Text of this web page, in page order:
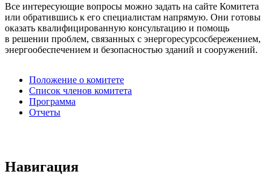
Все интересующие вопросы можно задать на сайте Комитета
или обратившись к его специалистам напрямую. Они готовы
оказать квалифицированную консультацию и помощь
в решении проблем, связанных с энергоресурсосбережением,
энергообеспечением и безопасностью зданий и сооружений.
Положение о комитете
Список членов комитета
Программа
Отчеты
Навигация